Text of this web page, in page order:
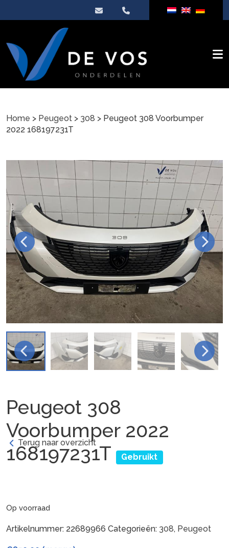
Home > Peugeot > 308 > Peugeot 308 Voorbumper
2022 168197231T
Peugeot 308
Voorbumper 2022
168197231T
Gebruikt
Terug naar overzicht
Op voorraad
Artikelnummer: 22689966 Categorieën: 308, Peugeot